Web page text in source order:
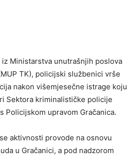
iz Ministarstva unutrašnjih poslova
TK), policijski službenici vrše
nakon višemjesečne istrage koju
Sektora kriminalističke policije
Policijskom upravom Gračanica.
aktivnosti provode na osnovu
u Gračanici, a pod nadzorom